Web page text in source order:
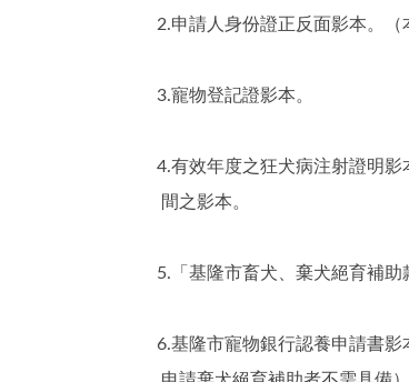
2.申請人身份證正反面影本。
3.寵物登記證影本。
4.有效年度之狂犬病注射證明
間之影本。
5.「基隆市畜犬、棄犬絕育補助
6.基隆市寵物銀行認養申請書